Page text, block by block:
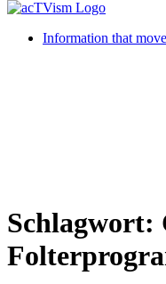
Information that
Schlagwort: